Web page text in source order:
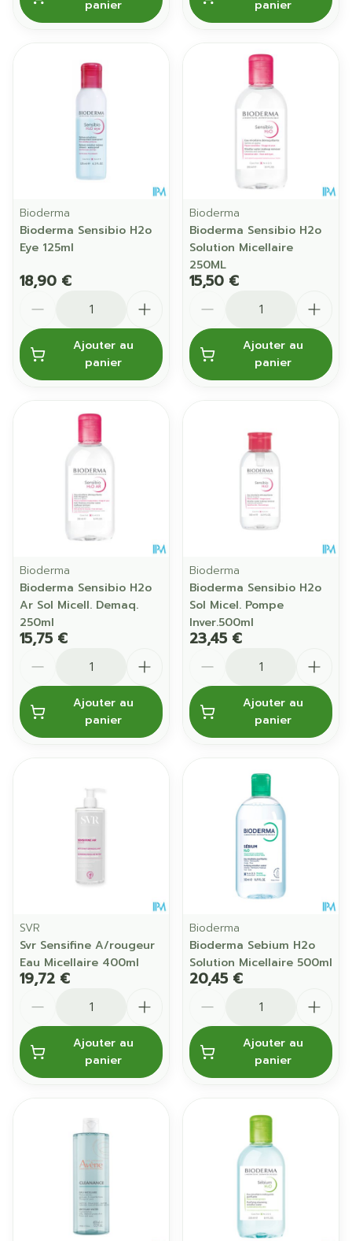
panier panier
Bioderma
Bioderma Sensibio H2o
Eye 125ml
18,90 €
Ajouter au
panier
Bioderma
Bioderma Sensibio H2o
Solution Micellaire
250ML
15,50 €
Ajouter au
panier
Bioderma
Bioderma Sensibio H2o
Ar Sol Micell. Demaq.
250ml
15,75 €
Ajouter au
panier
Bioderma
Bioderma Sensibio H2o
Sol Micel. Pompe
Inver.500ml
23,45 €
Ajouter au
panier
SVR
Svr Sensifine A/rougeur
Eau Micellaire 400ml
19,72 €
Ajouter au
panier
Bioderma
Bioderma Sebium H2o
Solution Micellaire 500ml
20,45 €
Ajouter au
panier